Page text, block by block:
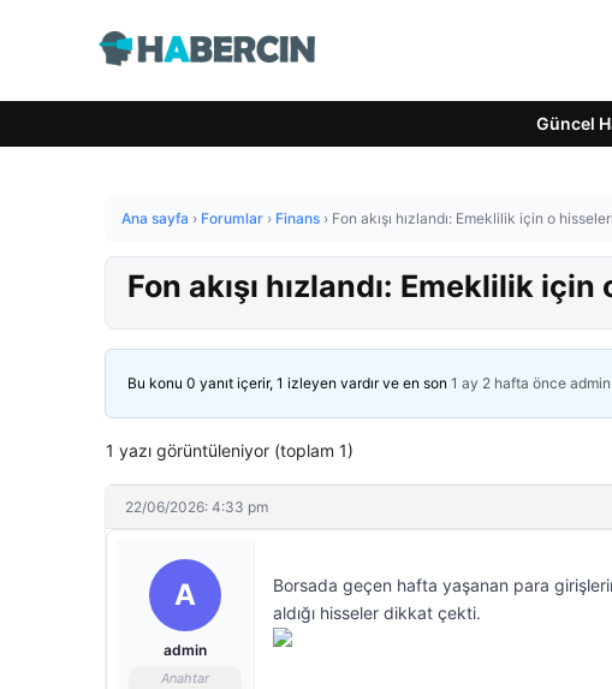
Güncel
Ana sayfa › Forumlar › Finans › Fon akışı hızlandı: Emeklilik için o
Fon akışı hızlandı: Emeklilik
Bu konu 0 yanıt içerir, 1 izleyen vardır ve en son 1 ay 2 hafta önce admin
1 yazı görüntüleniyor (toplam 1)
22/06/2026: 4:33 pm
A
admin
Anahtar
Borsada geçen hafta yaşanan para
aldığı hisseler dikkat çekti.